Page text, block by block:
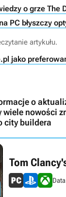
o grze The
PC błyszczy
artykułu.
jako
o
wiele nowości
city buildera
Tom